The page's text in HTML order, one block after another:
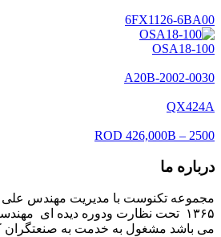
6FX1126-6BA00
OSA18-100
A20B-2002-0030
QX424A
ROD 426,000B – 2500
درباره ما
مجموعه تکنوست با مدیریت مهندس علی
۱۳۶۵ تحت نظارت ودوره دیده ای
می باشد مشغول به خدمت به